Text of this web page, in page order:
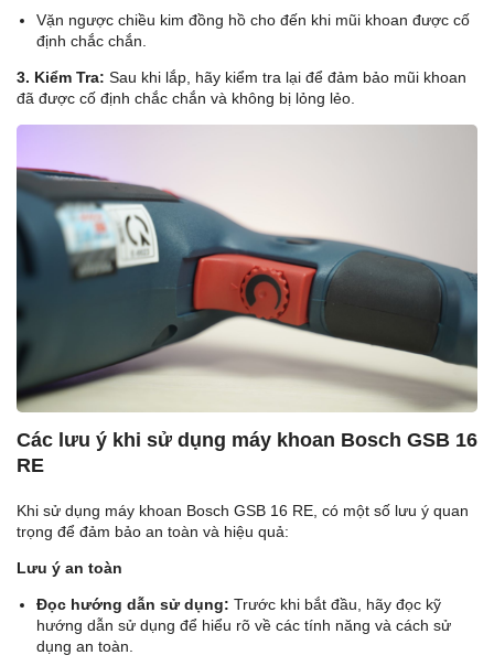
Vặn ngược chiều kim đồng hồ cho đến khi mũi khoan được cố
định chắc chắn.
3. Kiểm Tra: Sau khi lắp, hãy kiểm tra lại để đảm bảo mũi khoan
đã được cố định chắc chắn và không bị lỏng lẻo.
Các lưu ý khi sử dụng máy khoan Bosch GSB 16
RE
Khi sử dụng máy khoan Bosch GSB 16 RE, có một số lưu ý quan
trọng để đảm bảo an toàn và hiệu quả:
Lưu ý an toàn
Đọc hướng dẫn sử dụng: Trước khi bắt đầu, hãy đọc kỹ
hướng dẫn sử dụng để hiểu rõ về các tính năng và cách sử
dụng an toàn.